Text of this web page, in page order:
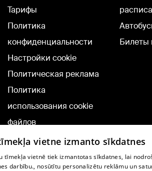
Тарифы
Политика
конфиденциальности
Настройки cookie
Политическая реклама
Политика
использования cookie
файлов
Добавление
комментариев
Билеты
vietne izmanto sīkdatnes
tīmekļa vietnē tiek izmantotas sīkdatnes, lai
darbību., nosūtītu personalizētu reklāmu un